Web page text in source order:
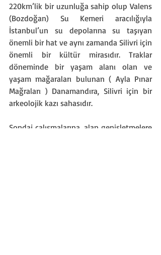
220km’lik bir uzunluğa sahip olup Valens
(Bozdoğan) Su Kemeri aracılığıyla
İstanbul’un su depolarına su taşıyan
önemli bir hat ve aynı zamanda Silivri için
önemli bir kültür mirasıdır. Traklar
döneminde bir yaşam alanı olan ve
yaşam mağaraları bulunan ( Ayla Pınar
Mağraları ) Danamandıra, Silivri için bir
arkeolojik kazı sahasıdır.
Sondaj çalışmalarına, alan genişletmelere